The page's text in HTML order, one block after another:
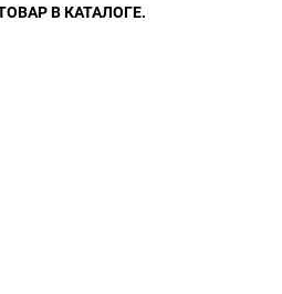
В КАТАЛОГЕ.